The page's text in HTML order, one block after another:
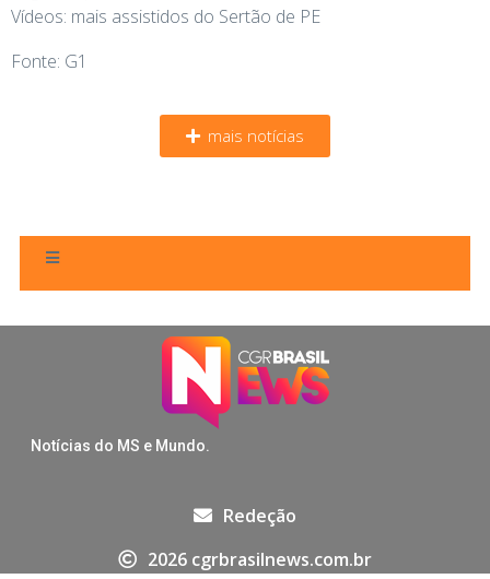
Vídeos: mais assistidos do Sertão de PE
Fonte: G1
mais notícias
Notícias do MS e Mundo.
Redeção
2026 cgrbrasilnews.com.br